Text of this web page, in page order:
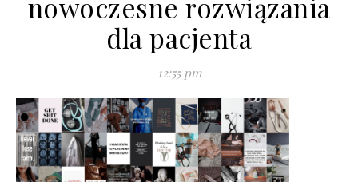
nowoczesne rozwiązania
dla pacjenta
12:55 pm